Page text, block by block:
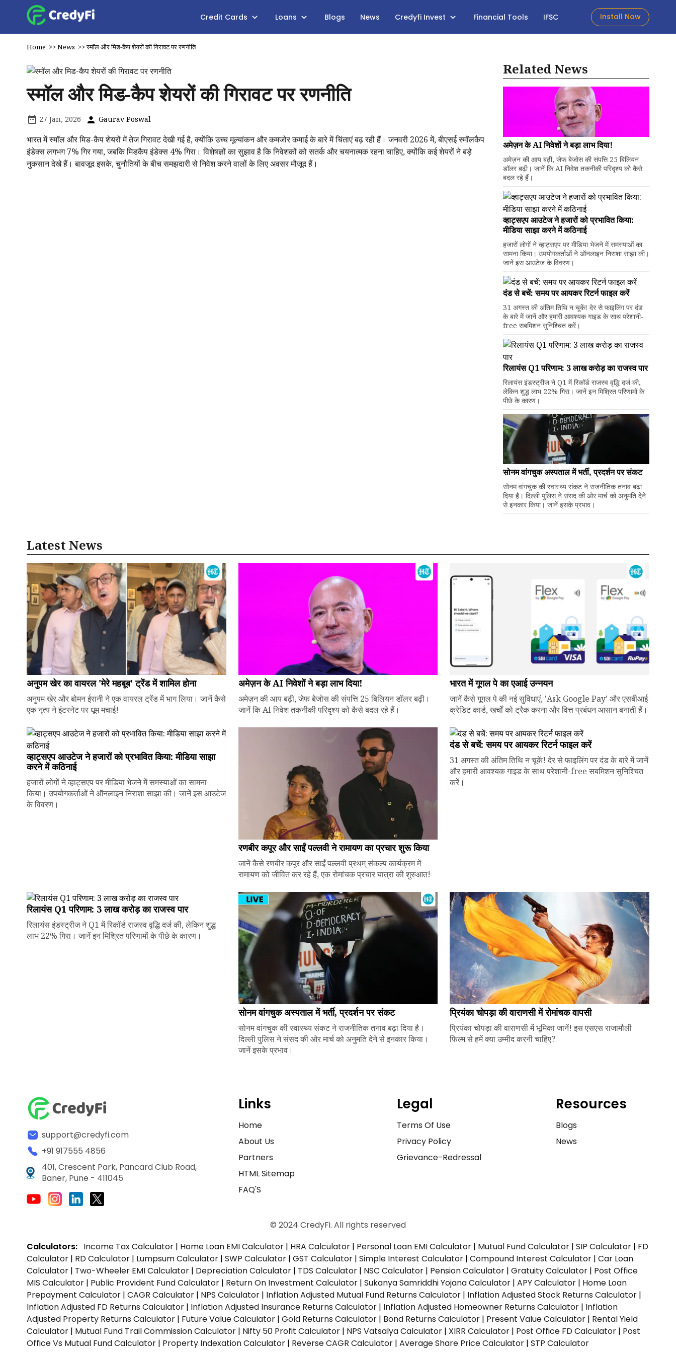
Credit Cards Loans Blogs News Credyfi Invest Financial Tools IFSC Install Now
Home >>News >>स्मॉल और मिड-कैप शेयरों की गिरावट पर रणनीति
स्मॉल और मिड-कैप शेयरों की गिरावट पर रणनीति
27 Jan, 2026 Gaurav Poswal
भारत में स्मॉल और मिड-कैप शेयरों में तेज गिरावट देखी गई है, क्योंकि उच्च मूल्यांकन और कमजोर कमाई के बारे में चिंताएं बढ़ रही हैं। जनवरी 2026 में, बीएसई स्मॉलकैप
इंडेक्स लगभग 7% गिर गया, जबकि मिडकैप इंडेक्स 4% गिरा। विशेषज्ञों का सुझाव है कि निवेशकों को सतर्क और चयनात्मक रहना चाहिए, क्योंकि कई शेयरों ने बड़े
नुकसान देखे हैं। बावजूद इसके, चुनौतियों के बीच समझदारी से निवेश करने वालों के लिए अवसर मौजूद हैं।
Related News
अमेज़न के AI निवेशों ने बड़ा लाभ दिया!
अमेज़न की आय बढ़ी, जेफ बेजोस की संपत्ति 25 बिलियन
डॉलर बढ़ी। जानें कि AI निवेश तकनीकी परिदृश्य को कैसे
बदल रहे हैं।
व्हाट्सएप आउटेज ने हजारों को प्रभावित किया:
मीडिया साझा करने में कठिनाई
हजारों लोगों ने व्हाट्सएप पर मीडिया भेजने में समस्याओं का
सामना किया। उपयोगकर्ताओं ने ऑनलाइन निराशा साझा की।
जानें इस आउटेज के विवरण।
दंड से बचें: समय पर आयकर रिटर्न फाइल करें
31 अगस्त की अंतिम तिथि न चूकें! देर से फाइलिंग पर दंड
के बारे में जानें और हमारी आवश्यक गाइड के साथ परेशानी-
free सबमिशन सुनिश्चित करें।
रिलायंस Q1 परिणाम: ₹3 लाख करोड़ का राजस्व पार
रिलायंस इंडस्ट्रीज ने Q1 में रिकॉर्ड राजस्व वृद्धि दर्ज की,
लेकिन शुद्ध लाभ 22% गिरा। जानें इन मिश्रित परिणामों के
पीछे के कारण।
सोनम वांगचुक अस्पताल में भर्ती, प्रदर्शन पर संकट
सोनम वांगचुक की स्वास्थ्य संकट ने राजनीतिक तनाव बढ़ा
दिया है। दिल्ली पुलिस ने संसद की ओर मार्च को अनुमति देने
से इनकार किया। जानें इसके प्रभाव।
Latest News
अनुपम खेर का वायरल 'मेरे महबूब' ट्रेंड में शामिल होना
अनुपम खेर और बोमन ईरानी ने एक वायरल ट्रेंड में भाग लिया। जानें कैसे
एक नृत्य ने इंटरनेट पर धूम मचाई!
अमेज़न के AI निवेशों ने बड़ा लाभ दिया!
अमेज़न की आय बढ़ी, जेफ बेजोस की संपत्ति 25 बिलियन डॉलर बढ़ी।
जानें कि AI निवेश तकनीकी परिदृश्य को कैसे बदल रहे हैं।
भारत में गूगल पे का एआई उन्नयन
जानें कैसे गूगल पे की नई सुविधाएं, 'Ask Google Pay' और एसबीआई
क्रेडिट कार्ड, खर्चों को ट्रैक करना और वित्त प्रबंधन आसान बनाती हैं।
व्हाट्सएप आउटेज ने हजारों को प्रभावित किया: मीडिया साझा
करने में कठिनाई
हजारों लोगों ने व्हाट्सएप पर मीडिया भेजने में समस्याओं का सामना
किया। उपयोगकर्ताओं ने ऑनलाइन निराशा साझा की। जानें इस आउटेज
के विवरण।
रणबीर कपूर और साईं पल्लवी ने रामायण का प्रचार शुरू किया
जानें कैसे रणबीर कपूर और साईं पल्लवी प्रथम् संकल्प कार्यक्रम में
रामायण को जीवित कर रहे हैं, एक रोमांचक प्रचार यात्रा की शुरुआत!
दंड से बचें: समय पर आयकर रिटर्न फाइल करें
31 अगस्त की अंतिम तिथि न चूकें! देर से फाइलिंग पर दंड के बारे में जानें
और हमारी आवश्यक गाइड के साथ परेशानी-free सबमिशन सुनिश्चित
करें।
रिलायंस Q1 परिणाम: ₹3 लाख करोड़ का राजस्व पार
रिलायंस इंडस्ट्रीज ने Q1 में रिकॉर्ड राजस्व वृद्धि दर्ज की, लेकिन शुद्ध
लाभ 22% गिरा। जानें इन मिश्रित परिणामों के पीछे के कारण।
सोनम वांगचुक अस्पताल में भर्ती, प्रदर्शन पर संकट
सोनम वांगचुक की स्वास्थ्य संकट ने राजनीतिक तनाव बढ़ा दिया है।
दिल्ली पुलिस ने संसद की ओर मार्च को अनुमति देने से इनकार किया।
जानें इसके प्रभाव।
प्रियंका चोपड़ा की वाराणसी में रोमांचक वापसी
प्रियंका चोपड़ा की वाराणसी में भूमिका जानें! इस एसएस राजामौली
फिल्म से हमें क्या उम्मीद करनी चाहिए?
support@credyfi.com
+91 917555 4856
401, Crescent Park, Pancard Club Road,
Baner, Pune - 411045
Links
Home
About Us
Partners
HTML Sitemap
FAQ'S
Legal
Terms Of Use
Privacy Policy
Grievance-Redressal
Resources
Blogs
News
© 2024 CredyFi. All rights reserved
Calculators: Income Tax Calculator | Home Loan EMI Calculator | HRA Calculator | Personal Loan EMI Calculator | Mutual Fund Calculator | SIP Calculator | FD
Calculator | RD Calculator | Lumpsum Calculator | SWP Calculator | GST Calculator | Simple Interest Calculator | Compound Interest Calculator | Car Loan
Calculator | Two-Wheeler EMI Calculator | Depreciation Calculator | TDS Calculator | NSC Calculator | Pension Calculator | Gratuity Calculator | Post Office
MIS Calculator | Public Provident Fund Calculator | Return On Investment Calculator | Sukanya Samriddhi Yojana Calculator | APY Calculator | Home Loan
Prepayment Calculator | CAGR Calculator | NPS Calculator | Inflation Adjusted Mutual Fund Returns Calculator | Inflation Adjusted Stock Returns Calculator |
Inflation Adjusted FD Returns Calculator | Inflation Adjusted Insurance Returns Calculator | Inflation Adjusted Homeowner Returns Calculator | Inflation
Adjusted Property Returns Calculator | Future Value Calculator | Gold Returns Calculator | Bond Returns Calculator | Present Value Calculator | Rental Yield
Calculator | Mutual Fund Trail Commission Calculator | Nifty 50 Profit Calculator | NPS Vatsalya Calculator | XIRR Calculator | Post Office FD Calculator | Post
Office Vs Mutual Fund Calculator | Property Indexation Calculator | Reverse CAGR Calculator | Average Share Price Calculator | STP Calculator